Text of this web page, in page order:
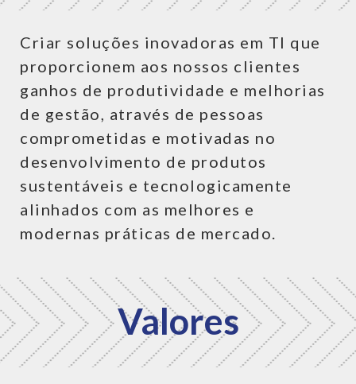
Criar soluções inovadoras em TI que
proporcionem aos nossos clientes
ganhos de produtividade e melhorias
de gestão, através de pessoas
comprometidas e motivadas no
desenvolvimento de produtos
sustentáveis e tecnologicamente
alinhados com as melhores e
modernas práticas de mercado.
Valores